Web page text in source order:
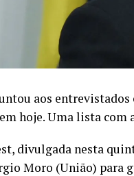
aos
hoje. Uma lista com
divulgada nesta
Moro (União) para